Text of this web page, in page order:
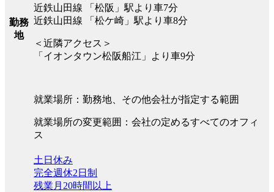
勤務
地
近鉄山田線 「松阪」駅より車7分
近鉄山田線 「松ケ崎」駅より車8分
＜近隣アクセス＞
「イオンタウン松阪船江」より車9分
就業場所：勤務地、その他会社が指定する範囲
就業場所の変更範囲：会社の定めるすべてのオフィ
ス
土日休み
完全週休2日制
残業月20時間以上